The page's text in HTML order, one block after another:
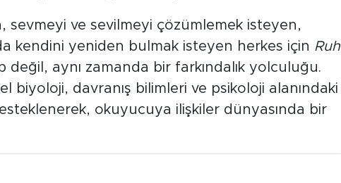
sevmeyi ve sevilmeyi çözümlemek isteyen,
kendini yeniden bulmak isteyen herkes için Ruh
değil, aynı zamanda bir farkındalık yolculuğu.
biyoloji, davranış bilimleri ve psikoloji alanındaki
okuyucuya ilişkiler dünyasında bir